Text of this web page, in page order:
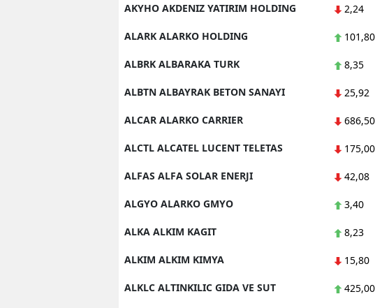
AKYHO AKDENIZ YATIRIM HOLDING 2,24
ALARK ALARKO HOLDING 101,80
ALBRK ALBARAKA TURK 8,35
ALBTN ALBAYRAK BETON SANAYI 25,92
ALCAR ALARKO CARRIER 686,50
ALCTL ALCATEL LUCENT TELETAS 175,00
ALFAS ALFA SOLAR ENERJI 42,08
ALGYO ALARKO GMYO 3,40
ALKA ALKIM KAGIT 8,23
ALKIM ALKIM KIMYA 15,80
ALKLC ALTINKILIC GIDA VE SUT 425,00